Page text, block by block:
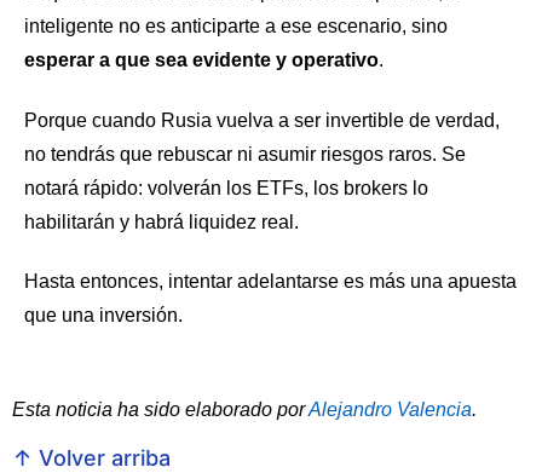
inteligente no es anticiparte a ese escenario, sino
esperar a que sea evidente y operativo.
Porque cuando Rusia vuelva a ser invertible de verdad,
no tendrás que rebuscar ni asumir riesgos raros. Se
notará rápido: volverán los ETFs, los brokers lo
habilitarán y habrá liquidez real.
Hasta entonces, intentar adelantarse es más una apuesta
que una inversión.
Esta noticia ha sido elaborado porAlejandro Valencia.
↑ Volver arriba